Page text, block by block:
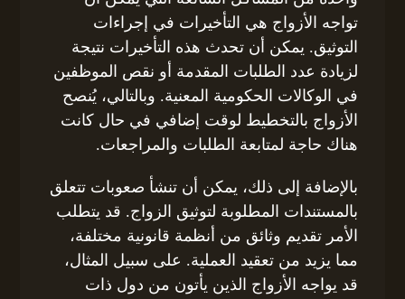
تواجه الأزواج هي التأخيرات في إجراءات
التوثيق. يمكن أن تحدث هذه التأخيرات نتيجة
لزيادة عدد الطلبات المقدمة أو نقص الموظفين
في الوكالات الحكومية المعنية. وبالتالي، يُنصح
الأزواج بالتخطيط لوقت إضافي في حال كانت
هناك حاجة لمتابعة الطلبات والمراجعات.
بالإضافة إلى ذلك، يمكن أن تنشأ صعوبات تتعلق
بالمستندات المطلوبة لتوثيق الزواج. قد يتطلب
الأمر تقديم وثائق من أنظمة قانونية مختلفة،
مما يزيد من تعقيد العملية. على سبيل المثال،
قد يواجه الأزواج الذين يأتون من دول ذات